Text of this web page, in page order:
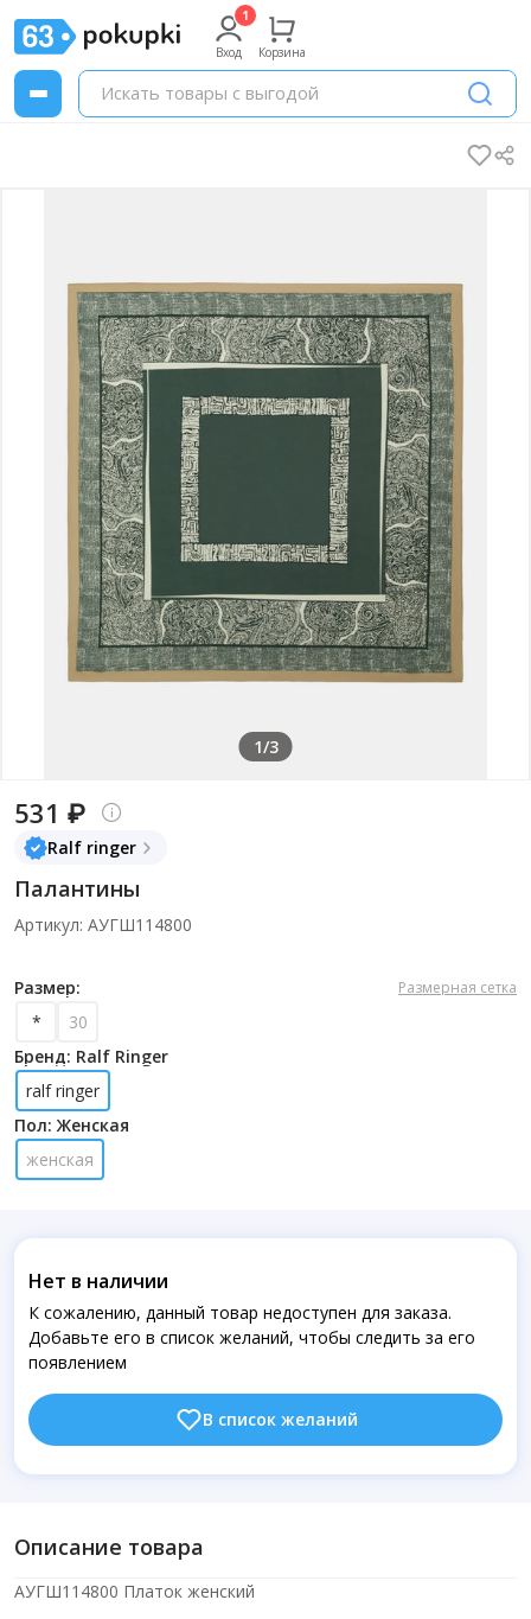
Вход Корзина
1/3
531 ₽
Ralf ringer
Палантины
Артикул: АУГШ114800
Размер: Размерная сетка
*
30
Бренд: Ralf Ringer
ralf ringer
Пол: Женская
женская
Нет в наличии
К сожалению, данный товар недоступен для заказа.
Добавьте его в список желаний, чтобы следить за его
появлением
В список желаний
Описание товара
АУГШ114800 Платок женский